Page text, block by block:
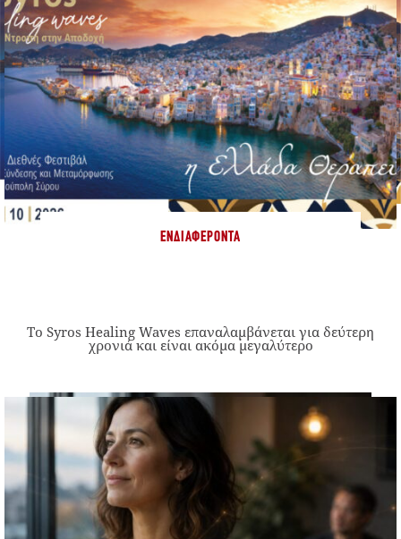
ΕΝΔΙΑΦΈΡΟΝΤΑ
Το Syros Healing Waves επαναλαμβάνεται για δεύτερη
χρονιά και είναι ακόμα μεγαλύτερο